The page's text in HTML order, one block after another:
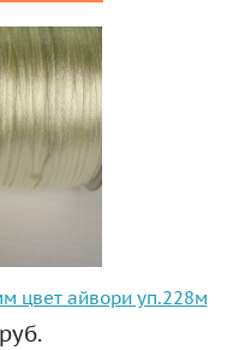
цвет айвори уп.228м